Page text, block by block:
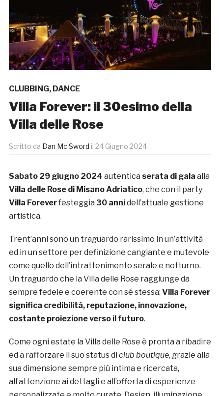
CLUBBING, DANCE
Villa Forever: il 30esimo della
Villa delle Rose
Scritto da Dan Mc Sword il 24 Giugno 2024
Sabato 29 giugno 2024 autentica serata di gala alla
Villa delle Rose di Misano Adriatico, che con il party
Villa Foreverfesteggia 30 annidell’attuale gestione
artistica.
Trent’anni sono un traguardo rarissimo in un’attività
ed in un settore per definizione cangiante e mutevole
come quello dell’intrattenimento serale e notturno.
Un traguardo che la Villa delle Rose raggiunge da
sempre fedele e coerente con sé stessa: Villa Forever
significa credibilità, reputazione, innovazione,
costante proiezione verso il futuro.
Come ogni estate la Villa delle Rose è pronta a ribadire
ed a rafforzare il suo status di club boutique, grazie alla
sua dimensione sempre più intima e ricercata,
all’attenzione ai dettagli e all’offerta di esperienze